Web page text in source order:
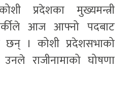
प्रदेशका मुख्यमन्त्री
आज आफ्नो पदबाट
छन् । कोशी प्रदेशसभाको
राजीनामाको घोषणा